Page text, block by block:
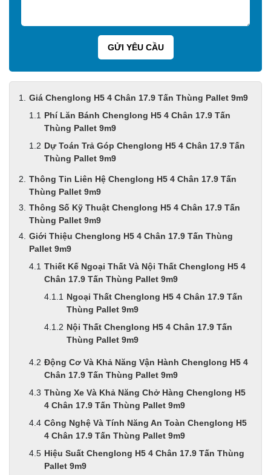
Giá Chenglong H5 4 Chân 17.9 Tấn Thùng Pallet 9m9
Phí Lăn Bánh Chenglong H5 4 Chân 17.9 Tấn
Thùng Pallet 9m9
Dự Toán Trả Góp Chenglong H5 4 Chân 17.9 Tấn
Thùng Pallet 9m9
Thông Tin Liên Hệ Chenglong H5 4 Chân 17.9 Tấn
Thùng Pallet 9m9
Thông Số Kỹ Thuật Chenglong H5 4 Chân 17.9 Tấn
Thùng Pallet 9m9
Giới Thiệu Chenglong H5 4 Chân 17.9 Tấn Thùng
Pallet 9m9
Thiết Kế Ngoại Thất Và Nội Thất Chenglong H5 4
Chân 17.9 Tấn Thùng Pallet 9m9
Ngoại Thất Chenglong H5 4 Chân 17.9 Tấn
Thùng Pallet 9m9
Nội Thất Chenglong H5 4 Chân 17.9 Tấn
Thùng Pallet 9m9
Động Cơ Và Khả Năng Vận Hành Chenglong H5 4
Chân 17.9 Tấn Thùng Pallet 9m9
Thùng Xe Và Khả Năng Chở Hàng Chenglong H5
4 Chân 17.9 Tấn Thùng Pallet 9m9
Công Nghệ Và Tính Năng An Toàn Chenglong H5
4 Chân 17.9 Tấn Thùng Pallet 9m9
Hiệu Suất Chenglong H5 4 Chân 17.9 Tấn Thùng
Pallet 9m9